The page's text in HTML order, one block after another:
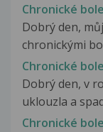
Chronické
Dobrý den,
chronickými
Chronické
Dobrý den, v
uklouzla a
Chronické